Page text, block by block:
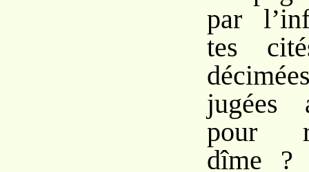
par
tes
jugées
pour
dîme ?